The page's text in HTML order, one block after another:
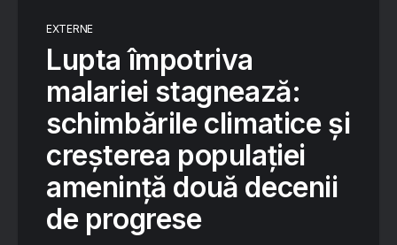
EXTERNE
Lupta împotriva
malariei stagnează:
schimbările climatice și
creșterea populației
amenință două decenii
de progrese